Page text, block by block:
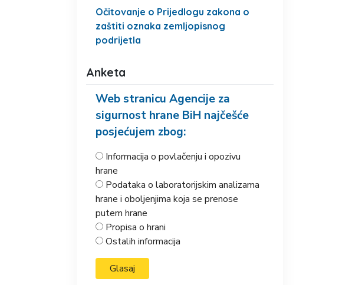
Očitovanje o Prijedlogu zakona o
zaštiti oznaka zemljopisnog
podrijetla
Anketa
Web stranicu Agencije za
sigurnost hrane BiH najčešće
posjećujem zbog:
Informacija o povlačenju i opozivu
hrane
Podataka o laboratorijskim analizama
hrane i oboljenjima koja se prenose
putem hrane
Propisa o hrani
Ostalih informacija